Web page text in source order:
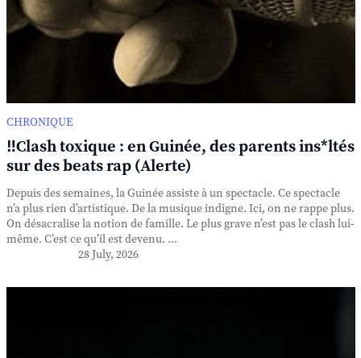
CHRONIQUE
‼️Clash toxique : en Guinée, des parents ins*ltés
sur des beats rap (Alerte)
Depuis des semaines, la Guinée assiste à un spectacle. Ce spectacle
n’a plus rien d’artistique. De la musique indigne. Ici, on ne rappe plus.
On désacralise la notion de famille. Le plus grave n’est pas le clash lui-
même. C’est ce qu’il est devenu. ...
28 July, 2026